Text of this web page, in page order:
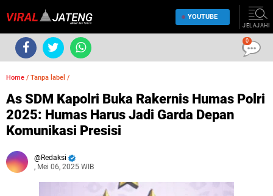
YOUTUBE
JELAJAHI
Home / Tanpa label /
As SDM Kapolri Buka Rakernis Humas Polri
2025: Humas Harus Jadi Garda Depan
Komunikasi Presisi
Redaksi
, Mei 06, 2025 WIB
0